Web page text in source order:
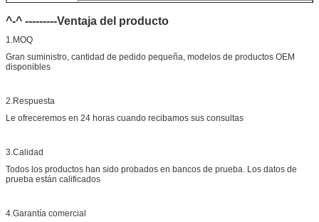
denso)
^-^ ---------Ventaja del producto
1.MOQ
Gran suministro, cantidad de pedido pequeña, modelos de productos OEM
disponibles
2.Respuesta
Le ofreceremos en 24 horas cuando recibamos sus consultas
3.Calidad
Todos los productos han sido probados en bancos de prueba. Los datos de
prueba están calificados
4.Garantía comercial